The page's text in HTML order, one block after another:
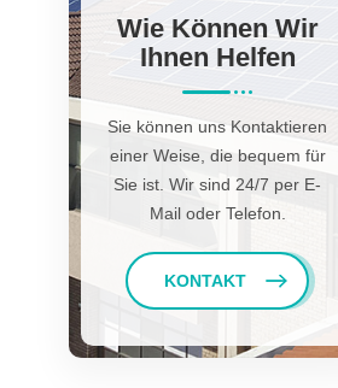
Wie Können Wir
Ihnen Helfen
Sie können uns Kontaktieren
einer Weise, die bequem für
Sie ist. Wir sind 24/7 per E-
Mail oder Telefon.
KONTAKT